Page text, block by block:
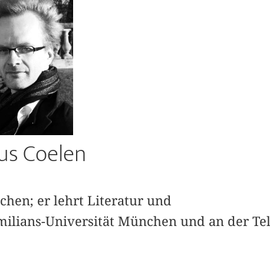
Coelen
er lehrt Literatur und
Universität München und an der Tel